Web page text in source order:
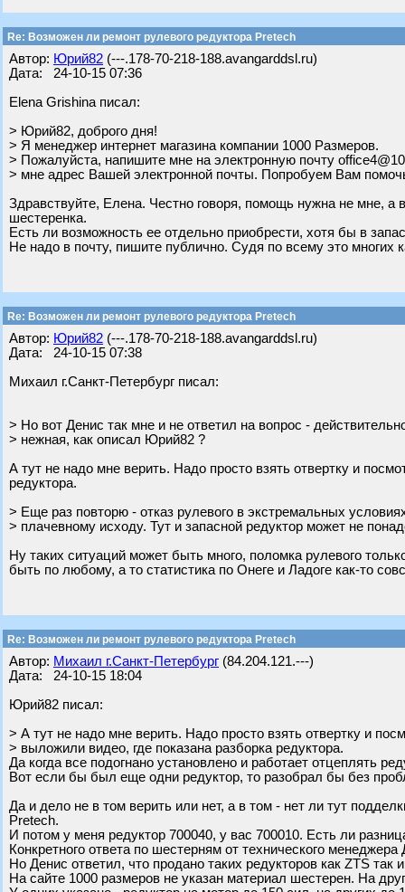
Re: Возможен ли ремонт рулевого редуктора Pretech
Автор: Юрий82 (---.178-70-218-188.avangarddsl.ru)
Дата: 24-10-15 07:36
Elena Grishina писал:
> Юрий82, доброго дня!
> Я менеджер интернет магазина компании 1000 Размеров.
> Пожалуйста, напишите мне на электронную почту
> мне адрес Вашей электронной почты. Попробуем Вам
Здравствуйте, Елена. Честно говоря, помощь нужна не мне, а
шестеренка.
Есть ли возможность ее отдельно приобрести, хотя бы в
Не надо в почту, пишите публично. Судя по всему это многих
Re: Возможен ли ремонт рулевого редуктора Pretech
Автор: Юрий82 (---.178-70-218-188.avangarddsl.ru)
Дата: 24-10-15 07:38
Михаил г.Санкт-Петербург писал:
> Но вот Денис так мне и не ответил на вопрос -
> нежная, как описал Юрий82 ?
А тут не надо мне верить. Надо просто взять отвертку и
редуктора.
> Еще раз повторю - отказ рулевого в экстремальных
> плачевному исходу. Тут и запасной редуктор может не
Ну таких ситуаций может быть много, поломка рулевого
быть по любому, а то статистика по Онеге и Ладоге как-то
Re: Возможен ли ремонт рулевого редуктора Pretech
Автор: Михаил г.Санкт-Петербург (84.204.121.---)
Дата: 24-10-15 18:04
Юрий82 писал:
> А тут не надо мне верить. Надо просто взять отвертку и
> выложили видео, где показана разборка редуктора.
Да когда все подогнано установлено и работает отцеплять
Вот если бы был еще одни редуктор, то разобрал бы без
Да и дело не в том верить или нет, а в том - нет ли тут
Pretech.
И потом у меня редуктор 700040, у вас 700010. Есть ли
Конкретного ответа по шестерням от технического
Но Денис ответил, что продано таких редукторов как ZTS
На сайте 1000 размеров не указан материал шестерен. На